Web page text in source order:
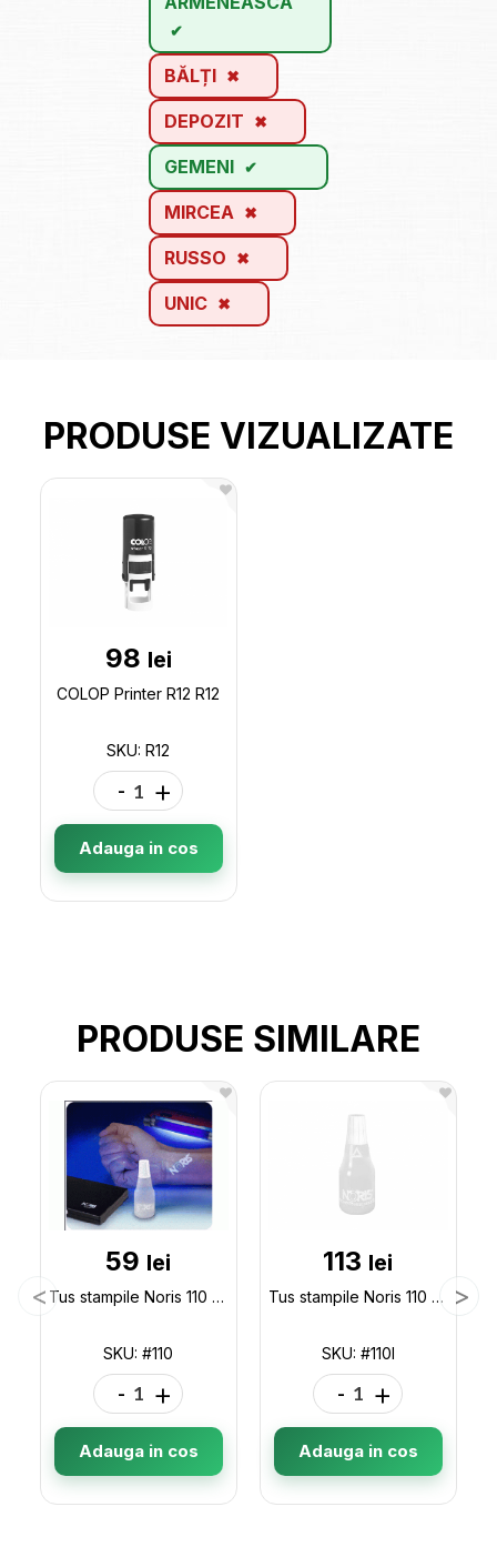
BĂLȚI
DEPOZIT
GEMENI
MIRCEA
RUSSO
UNIC
PRODUSE VIZUALIZATE
98 lei
COLOP Printer R12 R12
SKU: R12
- +
Adauga in cos
PRODUSE SIMILARE
59 lei
Tus stampile Noris 110 UV 25ml Blue 110
SKU: #110
- +
Adauga in cos
113 lei
Tus stampile Noris 110 UV 25ml Invisible 110I
SKU: #110I
- +
Adauga in cos